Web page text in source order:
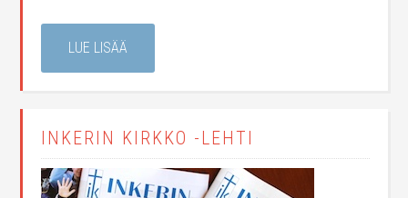
LUE LISÄÄ
INKERIN KIRKKO -LEHTI